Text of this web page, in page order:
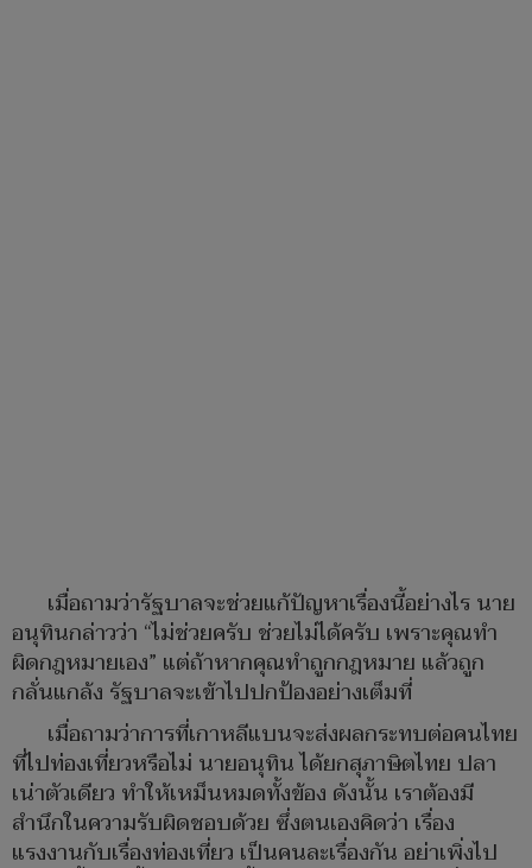
เมื่อถามว่ารัฐบาลจะช่วยแก้ปัญหาเรื่องนี้อย่างไร นาย
อนุทินกล่าวว่า “ไม่ช่วยครับ ช่วยไม่ได้ครับ เพราะคุณทำ
ผิดกฎหมายเอง” แต่ถ้าหากคุณทำถูกกฎหมาย แล้วถูก
กลั่นแกล้ง รัฐบาลจะเข้าไปปกป้องอย่างเต็มที่
เมื่อถามว่าการที่เกาหลีแบนจะส่งผลกระทบต่อคนไทย
ที่ไปท่องเที่ยวหรือไม่ นายอนุทิน ได้ยกสุภาษิตไทย ปลา
เน่าตัวเดียว ทำให้เหม็นหมดทั้งข้อง ดังนั้น เราต้องมี
สำนึกในความรับผิดชอบด้วย ซึ่งตนเองคิดว่า เรื่อง
แรงงานกับเรื่องท่องเที่ยว เป็นคนละเรื่องกัน อย่าเพิ่งไป